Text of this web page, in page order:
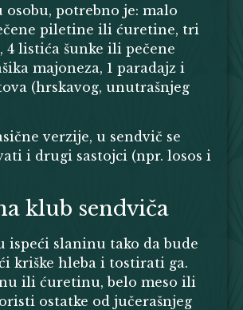
osobu, potrebno je: malo
piletine ili ćuretine, tri
4 listića šunke ili pečene
majoneza, 1 paradajz i
(hrskavog, unutrašnjeg
verzije, u sendvič se
i drugi sastojci (npr. losos i
klub sendviča
ispeći slaninu tako da bude
kriške hleba i tostirati ga.
ili ćuretinu, belo meso ili
ostatke od jučerašnjeg